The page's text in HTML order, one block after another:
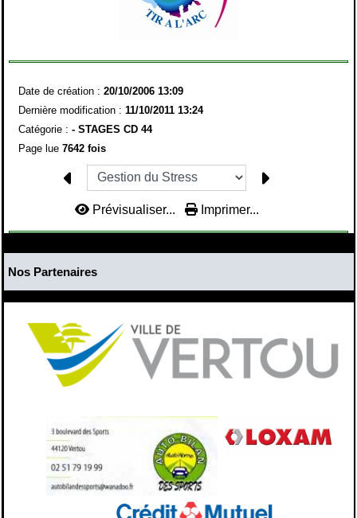
Date de création : 20/10/2006 13:09
Dernière modification : 11/10/2011 13:24
Catégorie : - STAGES CD 44
Page lue 7642 fois
Prévisualiser... Imprimer...
Nos Partenaires